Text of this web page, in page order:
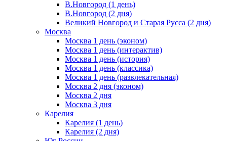
В.Новгород (1 день)
В.Новгород (2 дня)
Великий Новгород и Старая Русса (2 дня)
Москва
Москва 1 день (эконом)
Москва 1 день (интерактив)
Москва 1 день (история)
Москва 1 день (классика)
Москва 1 день (развлекательная)
Москва 2 дня (эконом)
Москва 2 дня
Москва 3 дня
Карелия
Карелия (1 день)
Карелия (2 дня)